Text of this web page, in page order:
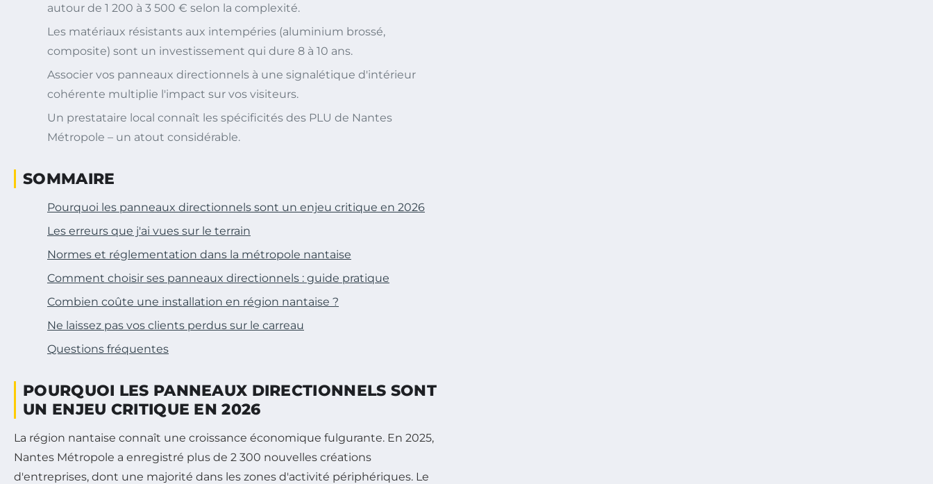
autour de 1 200 à 3 500 € selon la complexité.
Les matériaux résistants aux intempéries (aluminium brossé,
composite) sont un investissement qui dure 8 à 10 ans.
Associer vos panneaux directionnels à une signalétique d'intérieur
cohérente multiplie l'impact sur vos visiteurs.
Un prestataire local connaît les spécificités des PLU de Nantes
Métropole – un atout considérable.
SOMMAIRE
Pourquoi les panneaux directionnels sont un enjeu critique en 2026
Les erreurs que j'ai vues sur le terrain
Normes et réglementation dans la métropole nantaise
Comment choisir ses panneaux directionnels : guide pratique
Combien coûte une installation en région nantaise ?
Ne laissez pas vos clients perdus sur le carreau
Questions fréquentes
POURQUOI LES PANNEAUX DIRECTIONNELS SONT
UN ENJEU CRITIQUE EN 2026
La région nantaise connaît une croissance économique fulgurante. En 2025,
Nantes Métropole a enregistré plus de 2 300 nouvelles créations
d'entreprises, dont une majorité dans les zones d'activité périphériques. Le